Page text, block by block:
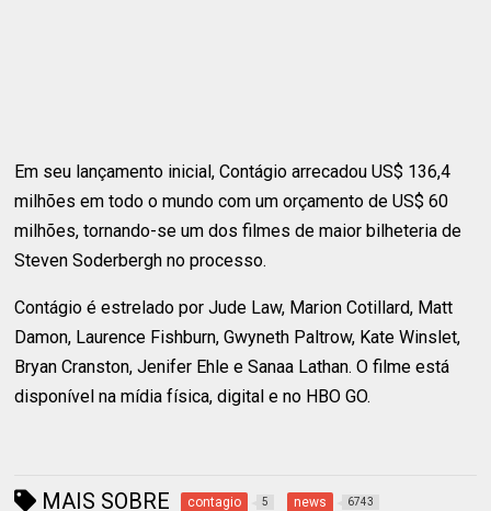
Em seu lançamento inicial, Contágio arrecadou US$ 136,4
milhões em todo o mundo com um orçamento de US$ 60
milhões, tornando-se um dos filmes de maior bilheteria de
Steven Soderbergh no processo.
Contágio é estrelado por Jude Law, Marion Cotillard, Matt
Damon, Laurence Fishburn, Gwyneth Paltrow, Kate Winslet,
Bryan Cranston, Jenifer Ehle e Sanaa Lathan. O filme está
disponível na mídia física, digital e no HBO GO.
MAIS SOBRE contagio 5 news 6743